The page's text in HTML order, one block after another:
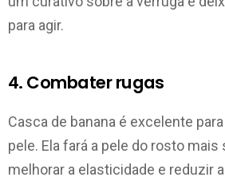
para agir.
4. Combater rugas
Casca de banana é excelente
pele. Ela fará a pele do rosto mais
melhorar a elasticidade e reduzir